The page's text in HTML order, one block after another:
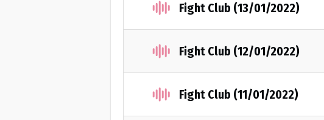
Fight Club (13/01/2022)
Fight Club (12/01/2022)
Fight Club (11/01/2022)